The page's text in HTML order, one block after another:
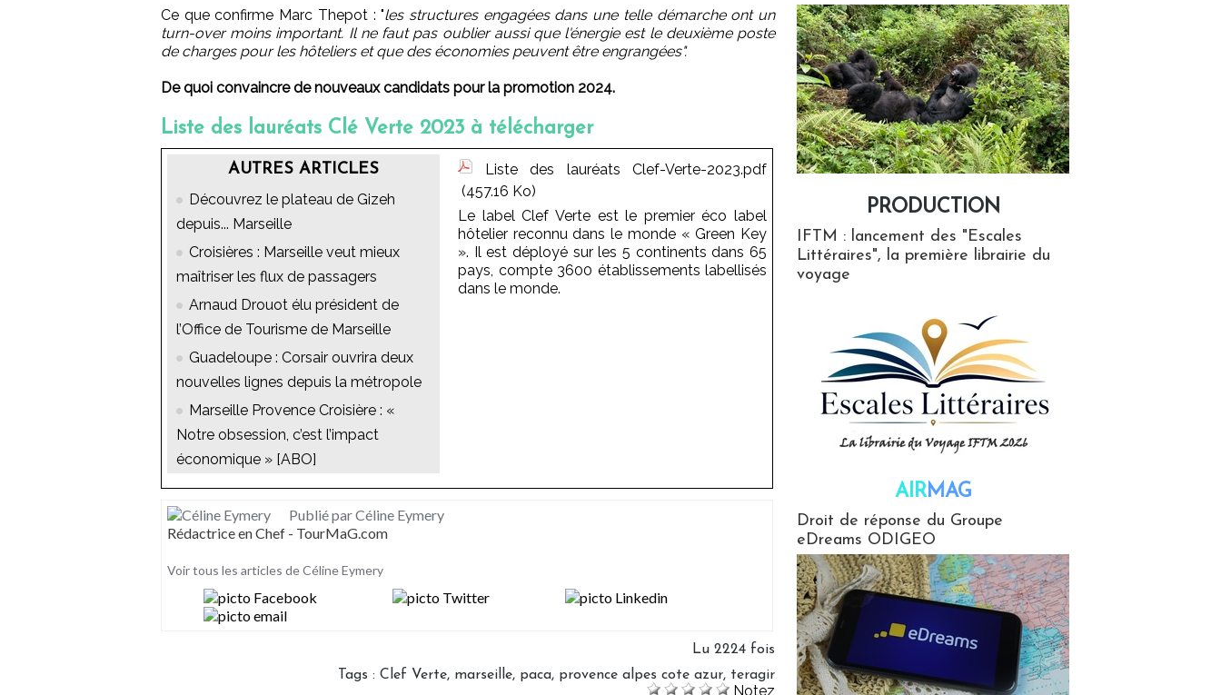
Ce que confirme Marc Thepot : "les structures engagées dans une telle démarche ont un
turn-over moins important. Il ne faut pas oublier aussi que l'énergie est le deuxième poste
de charges pour les hôteliers et que des économies peuvent être engrangées".
De quoi convaincre de nouveaux candidats pour la promotion 2024.
Liste des lauréats Clé Verte 2023 à télécharger
AUTRES ARTICLES
Découvrez le plateau de Gizeh
depuis... Marseille
Croisières : Marseille veut mieux
maîtriser les flux de passagers
Arnaud Drouot élu président de
l’Office de Tourisme de Marseille
Guadeloupe : Corsair ouvrira deux
nouvelles lignes depuis la métropole
Marseille Provence Croisière : «
Notre obsession, c’est l’impact
économique » [ABO]
Liste des lauréats Clef-Verte-2023.pdf
(457.16 Ko)
Le label Clef Verte est le premier éco label
hôtelier reconnu dans le monde « Green Key
». Il est déployé sur les 5 continents dans 65
pays, compte 3600 établissements labellisés
dans le monde.
Publié par Céline Eymery
Rédactrice en Chef - TourMaG.com
Voir tous les articles de Céline Eymery
Lu 2224 fois
Tags : Clef Verte, marseille, paca, provence alpes cote azur, teragir
Notez
PRODUCTION
IFTM : lancement des "Escales
Littéraires", la première librairie du
voyage
AIRMAG
Droit de réponse du Groupe
eDreams ODIGEO